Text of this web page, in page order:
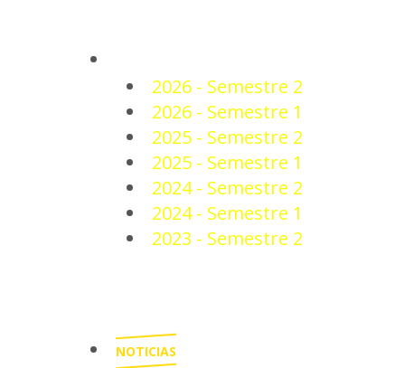
2026 - Semestre 2
2026 - Semestre 1
2025 - Semestre 2
2025 - Semestre 1
2024 - Semestre 2
2024 - Semestre 1
2023 - Semestre 2
NOTICIAS